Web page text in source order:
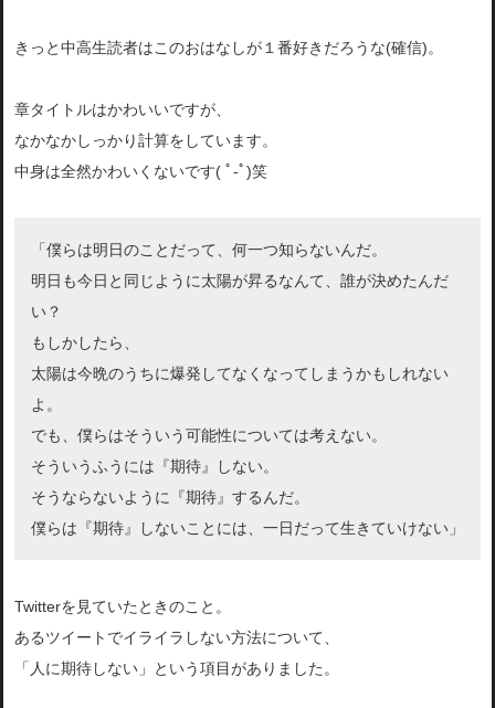
きっと中高生読者はこのおはなしが１番好きだろうな(確信)。
章タイトルはかわいいですが、
なかなかしっかり計算をしています。
中身は全然かわいくないです( ﾟ-ﾟ)笑
「僕らは明日のことだって、何一つ知らないんだ。
明日も今日と同じように太陽が昇るなんて、誰が決めたんだ
い？
もしかしたら、
太陽は今晩のうちに爆発してなくなってしまうかもしれない
よ。
でも、僕らはそういう可能性については考えない。
そういうふうには『期待』しない。
そうならないように『期待』するんだ。
僕らは『期待』しないことには、一日だって生きていけない」
Twitterを見ていたときのこと。
あるツイートでイライラしない方法について、
「人に期待しない」という項目がありました。